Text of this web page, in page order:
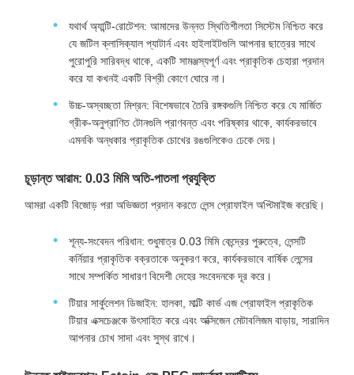
যথার্থ অ্যান্টি-রোটেশন: আমাদের উন্নত স্থিতিশীলতা সিস্টেম নিশ্চিত করে
যে জটিল ক্লাসিক্যাল প্যাটার্ন এবং হাইলাইটগুলি আপনার ছাত্রের সাথে
পুরোপুরি সারিবদ্ধ থাকে, একটি সামঞ্জস্যপূর্ণ এবং প্রাকৃতিক চেহারা প্রদান
করে যা কখনই একটি বিশ্রী কোণে ঘোরে না।
উচ্চ-অস্বচ্ছতা মিশ্রন: বিশেষভাবে তৈরি রঙ্গকগুলি নিশ্চিত করে যে মার্জিত
গ্রীক-অনুপ্রাণিত টোনগুলি প্রাণবন্ত এবং পরিষ্কার থাকে, কার্যকরভাবে
এমনকি অন্ধকার প্রাকৃতিক চোখের রঙগুলিকেও ঢেকে দেয়।
চূড়ান্ত আরাম: 0.03 মিমি অতি-পাতলা প্রযুক্তি
আমরা একটি বিজোড় পরা অভিজ্ঞতা প্রদান করতে লেন্স প্রোফাইল অপ্টিমাইজ করেছি।
শূন্য-সংবেদন পরিধান: শুধুমাত্র 0.03 মিমি কেন্দ্রের পুরুত্বে, লেন্সটি
কর্নিয়ার প্রাকৃতিক বক্রতাকে অনুকরণ করে, কার্যকরভাবে বার্ষিক লেন্সের
সাথে সম্পর্কিত সাধারণ বিদেশী দেহের সংবেদনকে দূর করে।
টিয়ার সার্কুলেশন ডিজাইন: হালকা, মাল্টি কার্ভ এজ প্রোফাইল প্রাকৃতিক
টিয়ার এক্সচেঞ্জকে উৎসাহিত করে এবং অক্সিজেন মেটাবলিজম বাড়ায়, সারাদিন
আপনার চোখ সাদা এবং সুস্থ রাখে।